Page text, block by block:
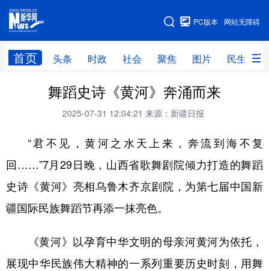
网站无障碍
PC版本
首页 头条 时政 社会 聚焦 图片 民生
网站地图
时政 社会
民生 访谈
访惠聚 专题 服务 援疆
云游新疆 云端悦读 云看书画 光影新疆
人事频道 融媒体联播 廉政频道 新华视角看新疆
地方频道
北京 天津 河北 山西
舞蹈史诗《黄河》奔涌而来
2025-07-31 12:04:21 来源：新疆日报
“君不见，黄河之水天上来，奔流到海不复
回……”7月29日晚，山西省歌舞剧院倾力打造的舞蹈
史诗《黄河》亮相乌鲁木齐京剧院，为第七届中国新
疆国际民族舞蹈节再添一抹亮色。
《黄河》以孕育中华文明的母亲河黄河为依托，
展现中华民族伟大精神的一系列重要历史时刻，用舞